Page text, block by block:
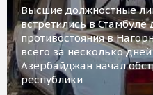
Высшие должностные
встретились в Стамбуле
противостояния в
всего за несколько
Азербайджан начал
республики